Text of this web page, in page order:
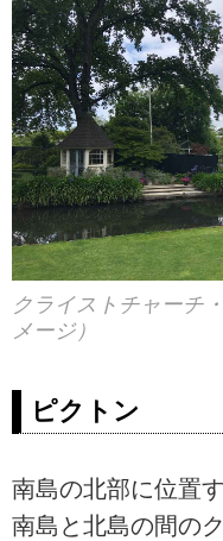
クライストチャーチ
メージ）
ピクトン
南島の北部に位置
南島と北島の間の